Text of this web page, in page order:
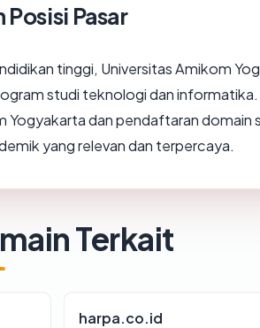
Pasar
tinggi, Universitas Amikom
studi teknologi dan
Yogyakarta dan pendaftaran domain
yang relevan dan terpercaya.
Terkait
harpa.co.id